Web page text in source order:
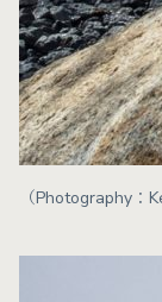
（Photography：